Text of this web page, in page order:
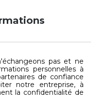
pas et ne
personnelles à
de confiance
notre entreprise, à
la confidentialité de